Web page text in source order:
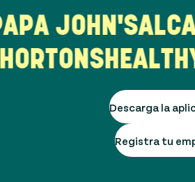
PAPA JOHN'S
HEALTHY
Descarga la
Registra tu